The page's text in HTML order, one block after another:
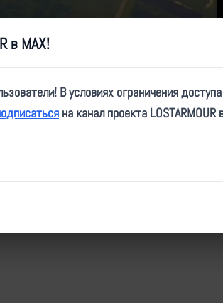
в MAX!
В условиях ограничения доступа
на канал проекта